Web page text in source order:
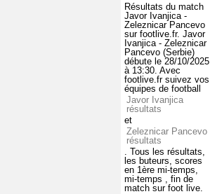
Résultats du match
Javor Ivanjica -
Zeleznicar Pancevo
sur footlive.fr. Javor
Ivanjica - Zeleznicar
Pancevo (Serbie)
débute le 28/10/2025
à 13:30. Avec
footlive.fr suivez vos
équipes de football
Javor Ivanjica
résultats
et
Zeleznicar Pancevo
résultats
. Tous les résultats,
les buteurs, scores
en 1ère mi-temps,
mi-temps , fin de
match sur foot live.